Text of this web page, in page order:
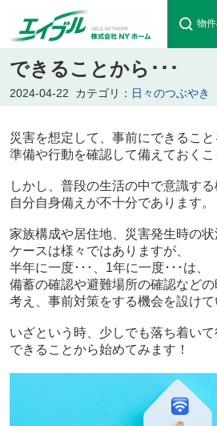
物
できることから･･･
2024-04-22 カテゴリ： 日々のつぶやき
災害を想定して、事前にできるこ
準備や行動を確認して備えておくこ
しかし、普段の生活の中で意識する
自分自身備えが不十分であります。
家族構成や居住地、災害発生時の状
ケースは様々ではありますが、
半年に一度･･･、1年に一度･･･は、
備蓄の確認や避難場所の確認などの
考え、事前対策をする機会を設けて
いざという時、少しでも落ち着い
できることから始めてみます！